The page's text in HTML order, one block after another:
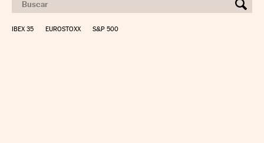
IBEX 35 EUROSTOXX S&P 500